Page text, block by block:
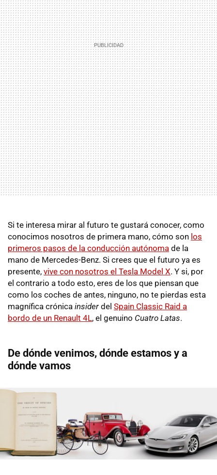
Si te interesa mirar al futuro te gustará conocer, como
conocimos nosotros de primera mano, cómo son los
primeros pasos de la conducción autónoma de la
mano de Mercedes-Benz. Si crees que el futuro ya es
presente, vive con nosotros el Tesla Model X. Y si, por
el contrario a todo esto, eres de los que piensan que
como los coches de antes, ninguno, no te pierdas esta
magnífica crónica insider del Spain Classic Raid a
bordo de un Renault 4L, el genuino Cuatro Latas.
De dónde venimos, dónde estamos y a
dónde vamos